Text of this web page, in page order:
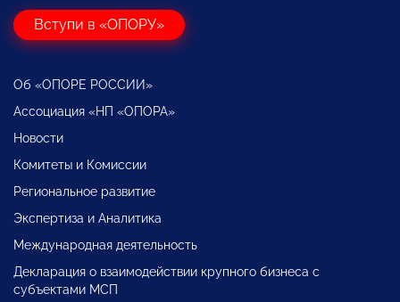
Вступи в «ОПОРУ»
Об «ОПОРЕ РОССИИ»
Ассоциация «НП «ОПОРА»
Новости
Комитеты и Комиссии
Региональное развитие
Экспертиза и Аналитика
Международная деятельность
Декларация о взаимодействии крупного бизнеса с
субъектами МСП